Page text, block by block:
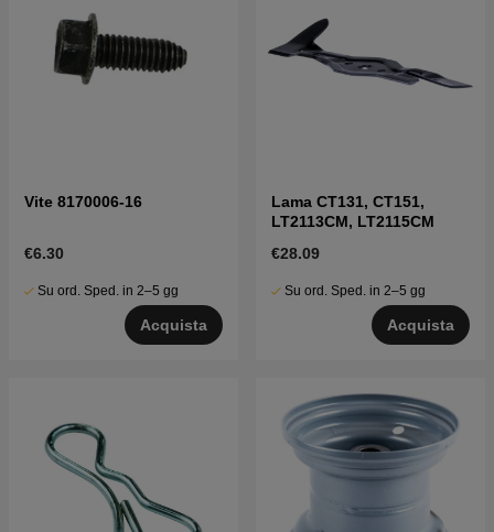
Vite 8170006-16
€6.30
Su ord. Sped. in 2–5 gg
Acquista
Lama CT131, CT151,
LT2113CM, LT2115CM
€28.09
Su ord. Sped. in 2–5 gg
Acquista